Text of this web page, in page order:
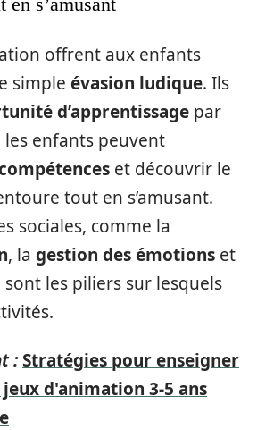
offrent aux enfants
simple évasion ludique. Ils
d’apprentissage par
les enfants peuvent
et découvrir le
tout en s’amusant.
sociales, comme la
, la gestion des émotions et
sont les piliers sur lesquels
:Stratégies pour enseigner
d'animation 3-5 ans